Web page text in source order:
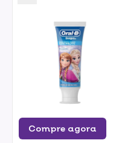
Compre agora